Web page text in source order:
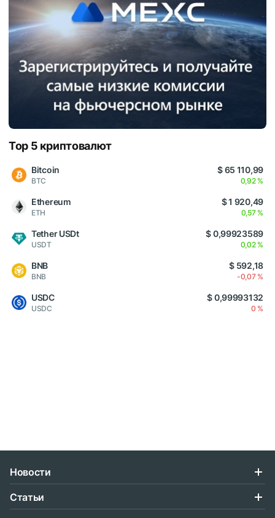
Top 5 криптовалют
Bitcoin
BTC
$ 65 110,99
0,92 %
Ethereum
ETH
$ 1 920,49
0,57 %
Tether USDt
USDT
$ 0,99923589
0,02 %
BNB
BNB
$ 592,18
-0,07 %
USDC
USDC
$ 0,99993132
0 %
Новости
Статьи